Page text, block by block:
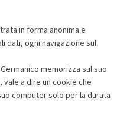
in forma anonima e
dati, ogni navigazione sul
memorizza sul suo
a dire un cookie che
computer solo per la durata